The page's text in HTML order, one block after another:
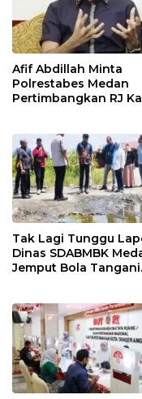
Afif Abdillah Minta
Polrestabes Medan
Pertimbangkan RJ
Tak Lagi Tunggu
Dinas SDABMBK Medan
Jemput Bola Tangani